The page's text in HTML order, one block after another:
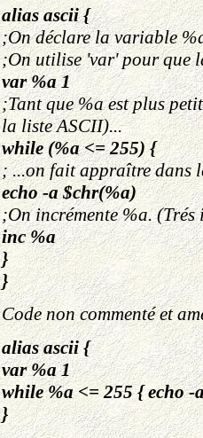
alias ascii {
;On déclare la variable
;On utilise 'var' pour que
var %a 1
;Tant que %a est plus
la liste ASCII)...
while (%a <= 255) {
; ...on fait appraître dans
echo -a $chr(%a)
;On incrémente %a.
inc %a
}
}
Code non commenté et
alias ascii {
var %a 1
while %a <= 255 { echo
}